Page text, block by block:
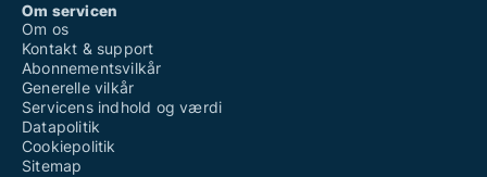
Om servicen
Om os
Kontakt & support
Abonnementsvilkår
Generelle vilkår
Servicens indhold og værdi
Datapolitik
Cookiepolitik
Sitemap